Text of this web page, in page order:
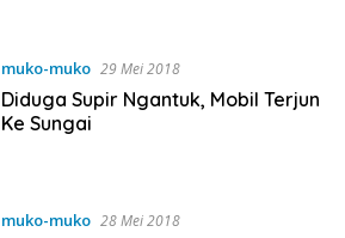
muko-muko 29 Mei 2018
Diduga Supir Ngantuk, Mobil Terjun
Ke Sungai
muko-muko 28 Mei 2018